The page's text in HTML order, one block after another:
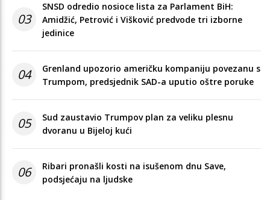
03
SNSD odredio nosioce lista za Parlament BiH:
Amidžić, Petrović i Višković predvode tri izborne
jedinice
04
Grenland upozorio američku kompaniju povezanu s
Trumpom, predsjednik SAD-a uputio oštre poruke
05
Sud zaustavio Trumpov plan za veliku plesnu
dvoranu u Bijeloj kući
06
Ribari pronašli kosti na isušenom dnu Save,
podsjećaju na ljudske